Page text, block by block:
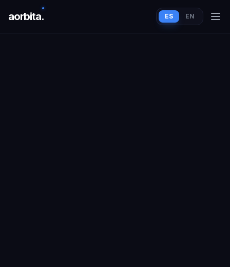
aorbita. ES EN